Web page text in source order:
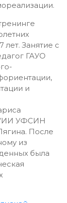
лет. Занятие с
ГАУО
и
УИИ УФСИН
После
из
была